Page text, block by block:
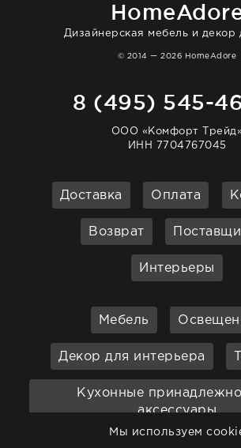
Дизайнерская мебель и декор
© 2014 — 2026 HomeAdore
8 (495) 545-
ООО «Комфорт
ИНН 7704767045
Доставка Оплата
Возврат
Интерьеры
Мебель
Декор для интерьера
Кухонные
аксессуары
Мы используем